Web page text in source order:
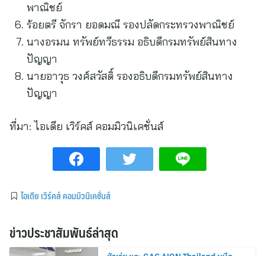
พาณิชย์
ร้อยตรี จักรา ยอดมณี รองปลัดกระทรวงพาณิชย์
นางอรมน ทรัพย์ทวีธรรม อธิบดีกรมทรัพย์สินทาง
ปัญญา
นายอาวุธ วงศ์สวัสดิ์ รองอธิบดีกรมทรัพย์สินทาง
ปัญญา
ที่มา: ไอเดีย เวิร์คส์ คอมมิวนิเคชั่นส์
ไอเดีย เวิร์คส์ คอมมิวนิเคชั่นส์
ข่าวประชาสัมพันธ์ล่าสุด